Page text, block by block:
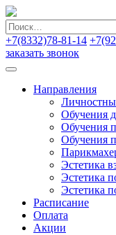
Найти:
+7(8332)78-81-14
заказать звонок
Направления
Обучения
Обучения
Обучения
Эстетика
Эстетика
Эстетика
Расписание
Оплата
Акции